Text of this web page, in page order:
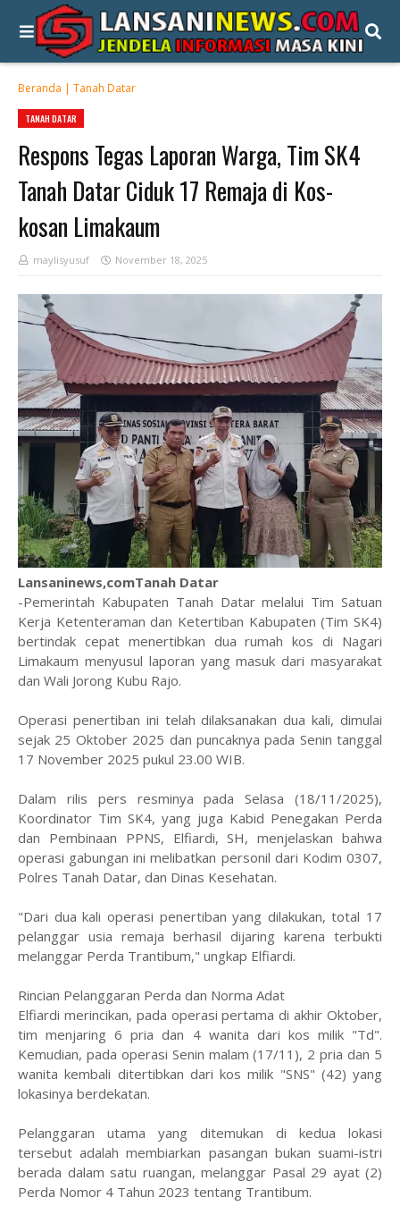
Beranda | Tanah Datar
TANAH DATAR
Respons Tegas Laporan Warga, Tim SK4
Tanah Datar Ciduk 17 Remaja di Kos-
kosan Limakaum
maylisyusuf November 18, 2025
Lansaninews,comTanah Datar
-Pemerintah Kabupaten Tanah Datar melalui Tim Satuan
Kerja Ketenteraman dan Ketertiban Kabupaten (Tim SK4)
bertindak cepat menertibkan dua rumah kos di Nagari
Limakaum menyusul laporan yang masuk dari masyarakat
dan Wali Jorong Kubu Rajo.
Operasi penertiban ini telah dilaksanakan dua kali, dimulai
sejak 25 Oktober 2025 dan puncaknya pada Senin tanggal
17 November 2025 pukul 23.00 WIB.
​Dalam rilis pers resminya pada Selasa (18/11/2025),
Koordinator Tim SK4, yang juga Kabid Penegakan Perda
dan Pembinaan PPNS, Elfiardi, SH, menjelaskan bahwa
operasi gabungan ini melibatkan personil dari Kodim 0307,
Polres Tanah Datar, dan Dinas Kesehatan.
​"Dari dua kali operasi penertiban yang dilakukan, total 17
pelanggar usia remaja berhasil dijaring karena terbukti
melanggar Perda Trantibum," ungkap Elfiardi.
​Rincian Pelanggaran Perda dan Norma Adat
​Elfiardi merincikan, pada operasi pertama di akhir Oktober,
tim menjaring 6 pria dan 4 wanita dari kos milik "Td".
Kemudian, pada operasi Senin malam (17/11), 2 pria dan 5
wanita kembali ditertibkan dari kos milik "SNS" (42) yang
lokasinya berdekatan.
​Pelanggaran utama yang ditemukan di kedua lokasi
tersebut adalah membiarkan pasangan bukan suami-istri
berada dalam satu ruangan, melanggar Pasal 29 ayat (2)
Perda Nomor 4 Tahun 2023 tentang Trantibum.